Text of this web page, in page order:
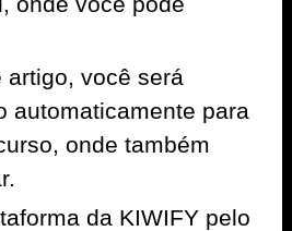
artigo, você será
automaticamente para
onde também
da KIWIFY pelo